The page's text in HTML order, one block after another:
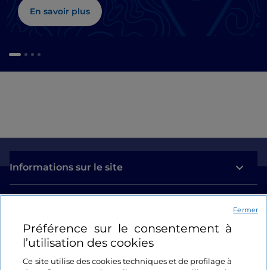
En savoir plus
Informations sur le site
Se connecter
Suivez-nous
Préférence sur le consentement à
l’utilisation des cookies
Ce site utilise des cookies techniques et de profilage à
Fermer